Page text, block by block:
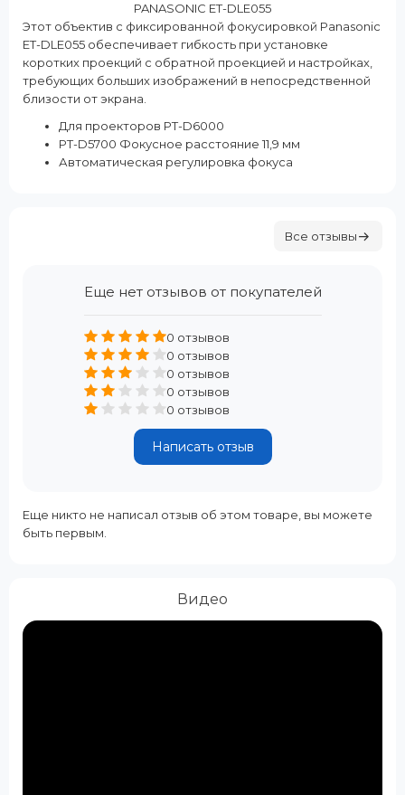
PANASONIC ET-DLE055
Этот объектив с фиксированной фокусировкой Panasonic
ET-DLE055 обеспечивает гибкость при установке
коротких проекций с обратной проекцией и настройках,
требующих больших изображений в непосредственной
близости от экрана.
Для проекторов PT-D6000
PT-D5700 Фокусное расстояние 11,9 мм
Автоматическая регулировка фокуса
Все отзывы
Еще нет отзывов от покупателей
0 отзывов
0 отзывов
0 отзывов
0 отзывов
0 отзывов
Написать отзыв
Еще никто не написал отзыв об этом товаре, вы можете
быть первым.
Видео